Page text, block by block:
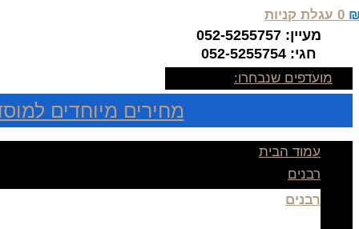
0 עגלת קניות
מעיין: 052-5255757
חגי: 052-5255754
מועדפים שנבחרו:
מחירים מיוחדים
עמוד הבית
רבנים
רבנים